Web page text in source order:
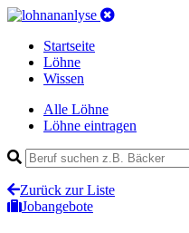
Startseite
Löhne
Wissen
Alle Löhne
Löhne eintragen
Zurück zur Liste
Jobangebote